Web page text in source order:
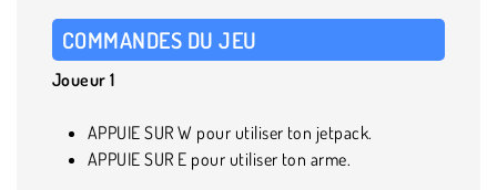
COMMANDES DU JEU
Joueur 1
APPUIE SUR W pour utiliser ton jetpack.
APPUIE SUR E pour utiliser ton arme.